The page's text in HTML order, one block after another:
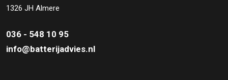
1326 JH Almere
036 - 548 10 95
info@batterijadvies.nl